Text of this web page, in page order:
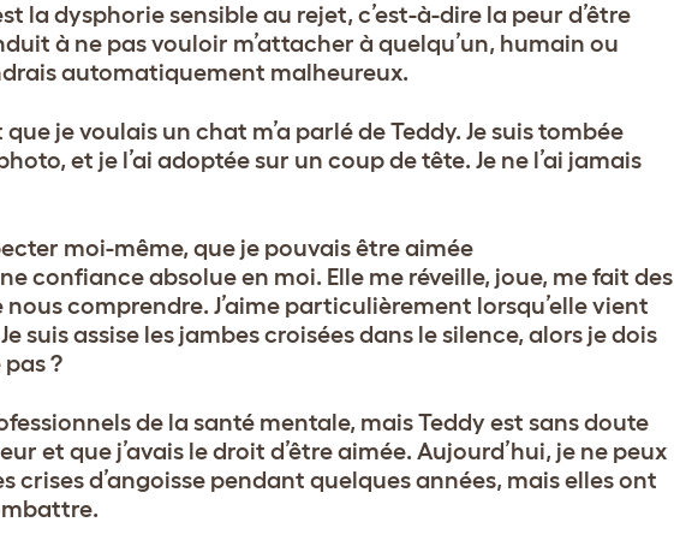
la dysphorie sensible au rejet, c’est-à-dire la peur d’être
à ne pas vouloir m’attacher à quelqu’un, humain ou
automatiquement malheureux.
je voulais un chat m’a parlé de Teddy. Je suis tombée
et je l’ai adoptée sur un coup de tête. Je ne l’ai jamais
moi-même, que je pouvais être aimée
confiance absolue en moi. Elle me réveille, joue, me fait des
comprendre. J’aime particulièrement lorsqu’elle vient
suis assise les jambes croisées dans le silence, alors je dois
?
de la santé mentale, mais Teddy est sans doute
et que j’avais le droit d’être aimée. Aujourd’hui, je ne peux
crises d’angoisse pendant quelques années, mais elles ont